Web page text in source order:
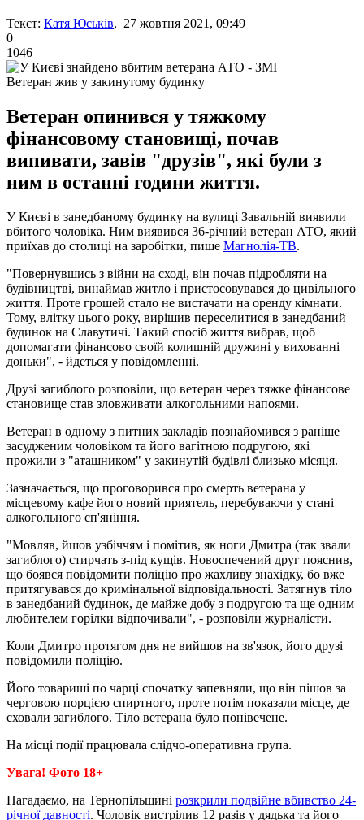
Текст: Катя Юськів, 27 жовтня 2021, 09:49
0
1046
Ветеран жив у закинутому будинку
Ветеран опинився у тяжкому
фінансовому становищі, почав
випивати, завів "друзів", які були з
ним в останні години життя.
У Києві в занедбаному будинку на вулиці Завальній виявили
вбитого чоловіка. Ним виявився 36-річний ветеран АТО, який
приїхав до столиці на заробітки, пише Магнолія-ТВ.
"Повернувшись з війни на сході, він почав підробляти на
будівництві, винаймав житло і пристосовувався до цивільного
життя. Проте грошей стало не вистачати на оренду кімнати.
Тому, влітку цього року, вирішив переселитися в занедбаний
будинок на Славутичі. Такий спосіб життя вибрав, щоб
допомагати фінансово своїй колишній дружині у вихованні
доньки", - йдеться у повідомленні.
Друзі загиблого розповіли, що ветеран через тяжке фінансове
становище став зловживати алкогольними напоями.
Ветеран в одному з питних закладів познайомився з раніше
засудженим чоловіком та його вагітною подругою, які
прожили з "аташником" у закинутій будівлі близько місяця.
Зазначається, що проговорився про смерть ветерана у
місцевому кафе його новий приятель, перебуваючи у стані
алкогольного сп'яніння.
"Мовляв, йшов узбіччям і помітив, як ноги Дмитра (так звали
загиблого) стирчать з-під кущів. Новоспечений друг пояснив,
що боявся повідомити поліцію про жахливу знахідку, бо вже
притягувався до кримінальної відповідальності. Затягнув тіло
в занедбаний будинок, де майже добу з подругою та ще одним
любителем горілки відпочивали", - розповіли журналісти.
Коли Дмитро протягом дня не вийшов на зв'язок, його друзі
повідомили поліцію.
Його товариші по чарці спочатку запевняли, що він пішов за
черговою порцією спиртного, проте потім показали місце, де
сховали загиблого. Тіло ветерана було понівечене.
На місці події працювала слідчо-оперативна група.
Увага! Фото 18+
Нагадаємо, на Тернопільщині розкрили подвійне вбивство 24-
річної давності. Чоловік вистрілив 12 разів у дядька та його